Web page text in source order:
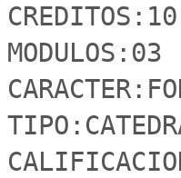
CREDITOS:10
MODULOS:03